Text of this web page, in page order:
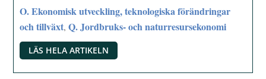
O. Ekonomisk utveckling, teknologiska förändringar
och tillväxt,Q. Jordbruks- och naturresursekonomi
LÄS HELA ARTIKELN